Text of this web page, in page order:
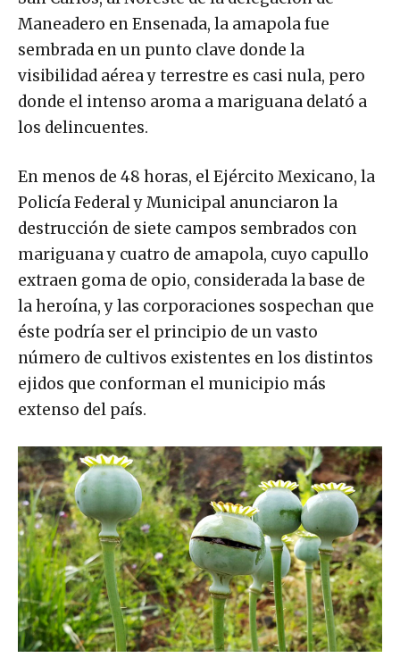
Maneadero en Ensenada, la amapola fue
sembrada en un punto clave donde la
visibilidad aérea y terrestre es casi nula, pero
donde el intenso aroma a mariguana delató a
los delincuentes.
En menos de 48 horas, el Ejército Mexicano, la
Policía Federal y Municipal anunciaron la
destrucción de siete campos sembrados con
mariguana y cuatro de amapola, cuyo capullo
extraen goma de opio, considerada la base de
la heroína, y las corporaciones sospechan que
éste podría ser el principio de un vasto
número de cultivos existentes en los distintos
ejidos que conforman el municipio más
extenso del país.